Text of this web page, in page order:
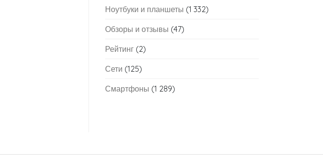
Ноутбуки и планшеты (1 332)
Обзоры и отзывы (47)
Рейтинг (2)
Сети (125)
Смартфоны (1 289)